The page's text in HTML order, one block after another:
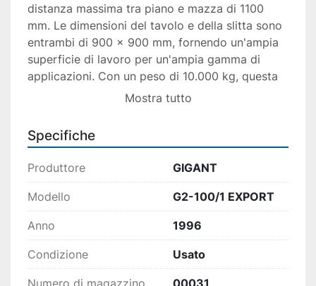
distanza massima tra piano e mazza di 1100
mm. Le dimensioni del tavolo e della slitta sono
entrambi di 900 x 900 mm, fornendo un'ampia
superficie di lavoro per un'ampia gamma di
applicazioni. Con un peso di 10.000 kg, questa
pressa è costruita per garantire stabilità e
Alimentata a 380 V/50 Hz, la pressa è adatta
per l'uso in ambienti industriali standard. Questa
chi cerca un prodotto di qualità in grado di
svolgere compiti complessi e ripetitivi con
precisione.
Mostra tutto
Specifiche
Produttore GIGANT
Modello G2-100/1 EXPORT
Anno 1996
Condizione Usato